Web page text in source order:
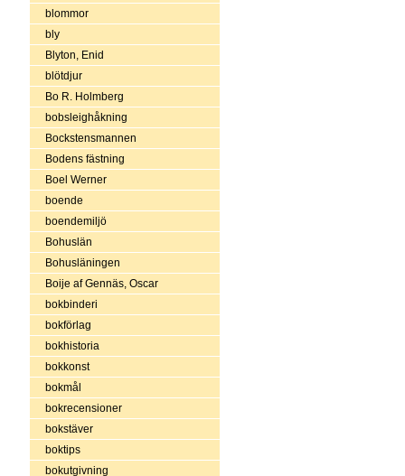
blommor
bly
Blyton, Enid
blötdjur
Bo R. Holmberg
bobsleighåkning
Bockstensmannen
Bodens fästning
Boel Werner
boende
boendemiljö
Bohuslän
Bohusläningen
Boije af Gennäs, Oscar
bokbinderi
bokförlag
bokhistoria
bokkonst
bokmål
bokrecensioner
bokstäver
boktips
bokutgivning